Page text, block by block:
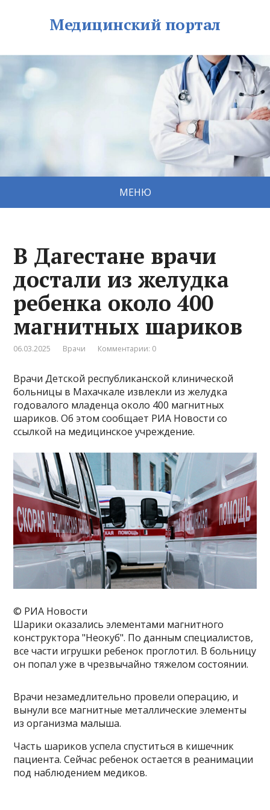
Медицинский портал
МЕНЮ
В Дагестане врачи
достали из желудка
ребенка около 400
магнитных шариков
06.03.2025 Врачи Комментарии: 0
Врачи Детской республиканской клинической
больницы в Махачкале извлекли из желудка
годовалого младенца около 400 магнитных
шариков. Об этом сообщает РИА Новости со
ссылкой на медицинское учреждение.
© РИА Новости
Шарики оказались элементами магнитного
конструктора "Неокуб". По данным специалистов,
все части игрушки ребенок проглотил. В больницу
он попал уже в чрезвычайно тяжелом состоянии.
Врачи незамедлительно провели операцию, и
вынули все магнитные металлические элементы
из организма малыша.
Часть шариков успела спуститься в кишечник
пациента. Сейчас ребенок остается в реанимации
под наблюдением медиков.